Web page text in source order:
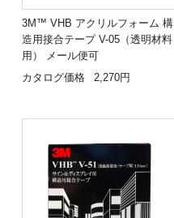
3M™ VHB アクリルフォーム 構
造用接合テープ V-05（透明材料
用） メール便可
カタログ価格
2,270円